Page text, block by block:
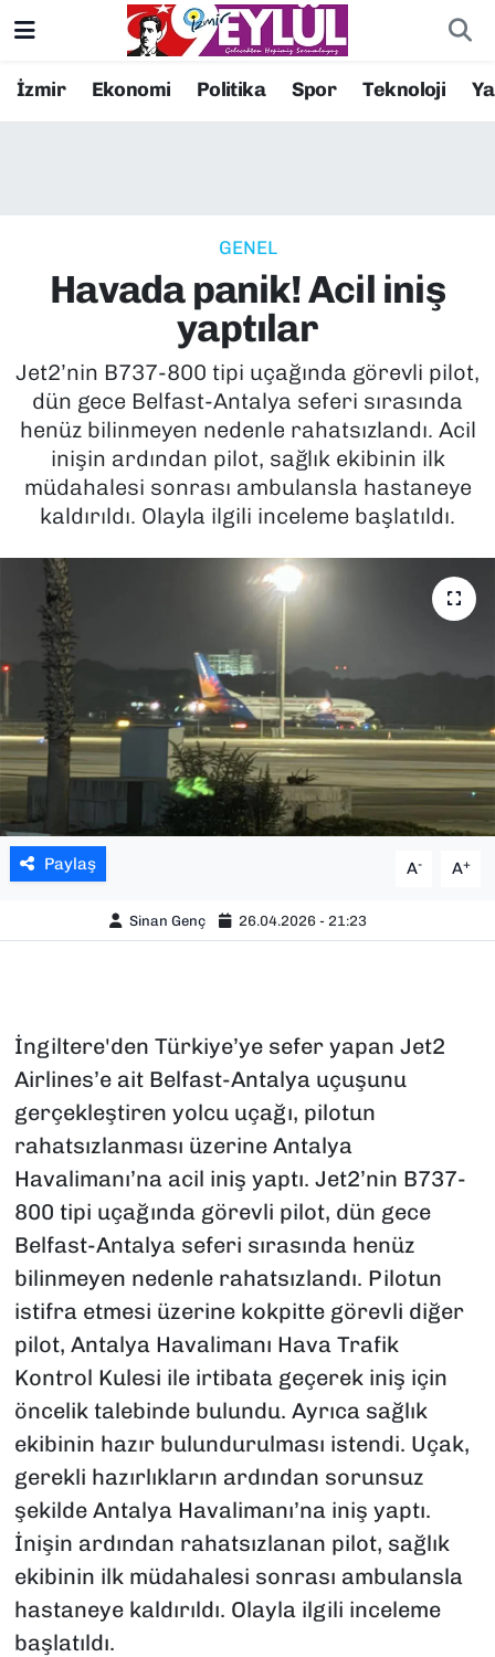
İzmir Ekonomi Politika Spor Teknoloji
GENEL
Havada panik! Acil iniş
yaptılar
Jet2’nin B737-800 tipi uçağında görevli pilot,
dün gece Belfast-Antalya seferi sırasında
henüz bilinmeyen nedenle rahatsızlandı. Acil
inişin ardından pilot, sağlık ekibinin ilk
müdahalesi sonrası ambulansla hastaneye
kaldırıldı. Olayla ilgili inceleme başlatıldı.
Paylaş A- A+
Sinan Genç 26.04.2026 - 21:23
İngiltere'den Türkiye’ye sefer yapan Jet2
Airlines’e ait Belfast-Antalya uçuşunu
gerçekleştiren yolcu uçağı, pilotun
rahatsızlanması üzerine Antalya
Havalimanı’na acil iniş yaptı. Jet2’nin B737-
800 tipi uçağında görevli pilot, dün gece
Belfast-Antalya seferi sırasında henüz
bilinmeyen nedenle rahatsızlandı. Pilotun
istifra etmesi üzerine kokpitte görevli diğer
pilot, Antalya Havalimanı Hava Trafik
Kontrol Kulesi ile irtibata geçerek iniş için
öncelik talebinde bulundu. Ayrıca sağlık
ekibinin hazır bulundurulması istendi. Uçak,
gerekli hazırlıkların ardından sorunsuz
şekilde Antalya Havalimanı’na iniş yaptı.
İnişin ardından rahatsızlanan pilot, sağlık
ekibinin ilk müdahalesi sonrası ambulansla
hastaneye kaldırıldı. Olayla ilgili inceleme
başlatıldı.
Resmi İlanlar
EKONOMİ
KÜLTÜR SANAT
MAGAZİN
POLİTİKA
SPOR
TEKNOLOJİ
YAŞAM
YEREL YÖNETİMLER
Konak Nöbetçi Eczaneler
Süper Lig Puan Durumu ve Fikstür
Tüm Manşetler
Son Dakika Haberleri
Haber Arşivi